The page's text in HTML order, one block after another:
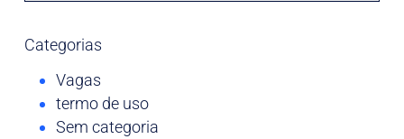
Categorias
Vagas
termo de uso
Sem categoria